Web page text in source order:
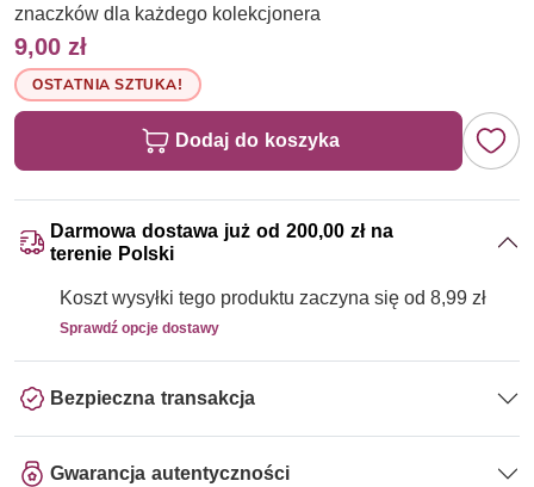
znaczków dla każdego kolekcjonera
9,00 zł
OSTATNIA SZTUKA!
Dodaj do koszyka
Darmowa dostawa już od 200,00 zł na
terenie Polski
Koszt wysyłki tego produktu zaczyna się od 8,99 zł
Sprawdź opcje dostawy
Bezpieczna transakcja
Gwarancja autentyczności